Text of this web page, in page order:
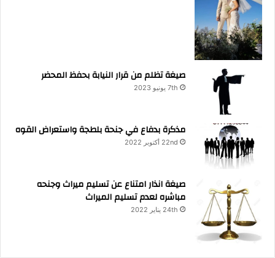
صيغة تظلم من قرار النيابة بحفظ المحضر
7th يونيو 2023
مذكرة بدفاع في جنحة بلطجة واستعراض القوه
22nd أكتوبر 2022
صيغة انذار امتناع عن تسليم ميراث وجنحه
مباشره لعدم تسليم الميراث
24th يناير 2022